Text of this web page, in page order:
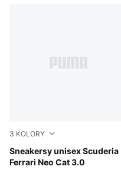
3 KOLORY
Sneakersy unisex Scuderia
Ferrari Neo Cat 3.0
Rosso Corsa-Rosso Corsa